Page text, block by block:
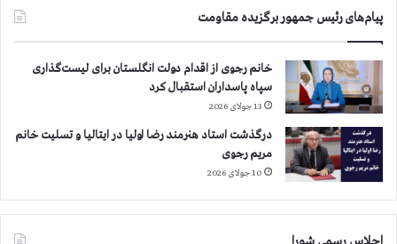
پیام‌های رئیس جمهور برگزیده مقاومت
خانم رجوی از اقدام دولت انگلستان برای لیست‌گذاری
سپاه پاسداران استقبال کرد
13 جولای 2026
درگذشت استاد هنرمند رضا اولیا در ایتالیا و تسلیت خانم
مریم رجوی
10 جولای 2026